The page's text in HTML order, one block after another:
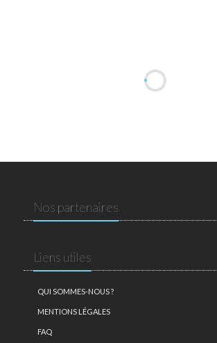
Nos partenaires
Liens utiles
QUI SOMMES-NOUS ?
MENTIONS LÉGALES
FAQ